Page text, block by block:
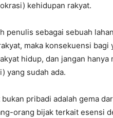
kehidupan rakyat.
penulis sebagai sebuah
maka konsekuensi bagi
hidup, dan jangan
yang sudah ada.
pribadi adalah gema
orang bijak terkait esensi